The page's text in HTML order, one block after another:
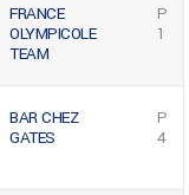
FRANCE
OLYMPICOLE
TEAM
P
1
BAR CHEZ
GATES
P
4